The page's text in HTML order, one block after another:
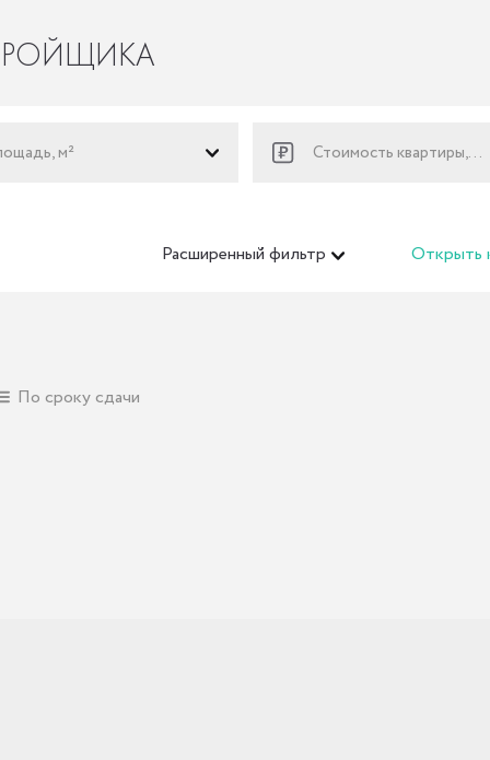
м² Стоимость квартиры, руб.
Расширенный фильтр Открыть
По сроку сдачи